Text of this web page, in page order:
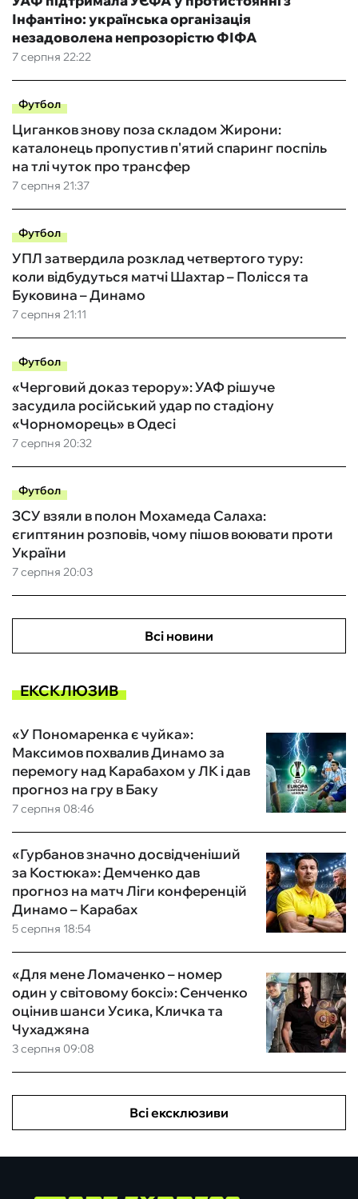
7 серпня 22:22
Інфантіно: українська організація
незадоволена непрозорістю ФІФА
Футбол
7 серпня 21:37
Циганков знову поза складом Жирони:
каталонець пропустив п'ятий спаринг поспіль
на тлі чуток про трансфер
Футбол
7 серпня 21:11
УПЛ затвердила розклад четвертого туру:
коли відбудуться матчі Шахтар – Полісся та
Буковина – Динамо
Футбол
7 серпня 20:32
«Черговий доказ терору»: УАФ рішуче
засудила російський удар по стадіону
«Чорноморець» в Одесі
Футбол
7 серпня 20:03
ЗСУ взяли в полон Мохамеда Салаха:
єгиптянин розповів, чому пішов воювати проти
України
Всі новини
ЕКСКЛЮЗИВ
7 серпня 08:46
«У Пономаренка є чуйка»:
Максимов похвалив Динамо за
перемогу над Карабахом у ЛК і дав
прогноз на гру в Баку
5 серпня 18:54
«Гурбанов значно досвідченіший
за Костюка»: Демченко дав
прогноз на матч Ліги конференцій
Динамо – Карабах
3 серпня 09:08
«Для мене Ломаченко – номер
один у світовому боксі»: Сенченко
оцінив шанси Усика, Кличка та
Чухаджяна
Всі ексклюзиви